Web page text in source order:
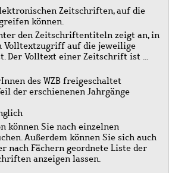
Zeitschriften, auf die
können.
den Zeitschriftentiteln zeigt an, in
Volltextzugriff auf die jeweilige
Der Volltext einer Zeitschrift ist …
des WZB freigeschaltet
der erschienenen Jahrgänge
können Sie nach einzelnen
Außerdem können Sie sich auch
nach Fächern geordnete Liste der
anzeigen lassen.